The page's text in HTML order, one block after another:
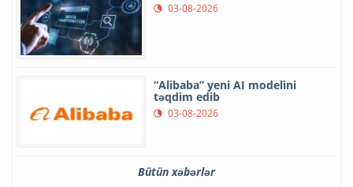
03-08-2026
“Alibaba” yeni AI modelini
təqdim edib
03-08-2026
Bütün xəbərlər